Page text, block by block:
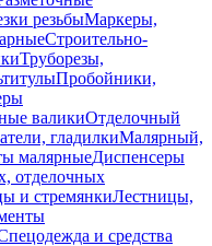
резьбыМаркеры,
Строительно-
Труборезы,
Пробойники,
валикиОтделочный
гладилкиМалярный,
малярныеДиспенсеры
отделочных
и стремянкиЛестницы,
и средства